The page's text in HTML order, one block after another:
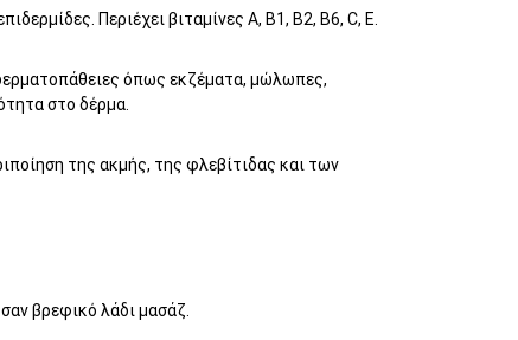
Περιέχει βιταμίνες Α, Β1, Β2, Β6, C, E.
όπως εκζέματα, μώλωπες,
στο δέρμα.
της ακμής, της φλεβίτιδας και των
βρεφικό λάδι μασάζ.